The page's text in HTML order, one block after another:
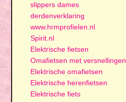
slippers dames
derdenverklaring
www.hrmprofielen.nl
Spirit.nl
Elektrische fietsen
Omafietsen met versnellingen
Elektrische omafietsen
Elektrische herenfietsen
Elektrische fiets